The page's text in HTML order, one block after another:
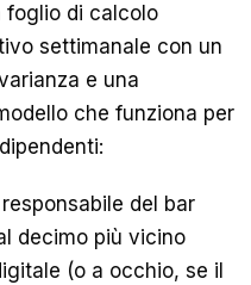
foglio di calcolo
settimanale con un
e una
che funziona per
del bar
decimo più vicino
(o a occhio, se il